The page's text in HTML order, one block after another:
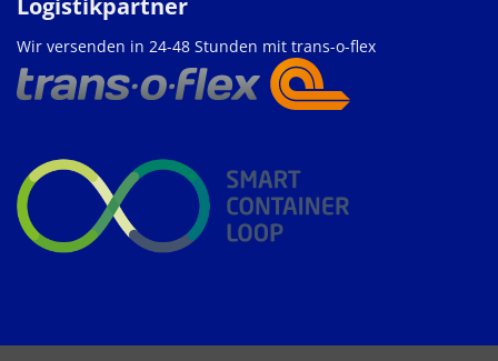
Logistikpartner
Wir versenden in 24-48 Stunden mit trans-o-flex